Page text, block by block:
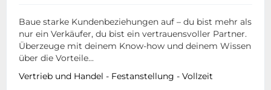
Baue starke Kundenbeziehungen auf – du bist mehr als
nur ein Verkäufer, du bist ein vertrauensvoller Partner.
Überzeuge mit deinem Know-how und deinem Wissen
über die Vorteile...
Vertrieb und Handel - Festanstellung - Vollzeit